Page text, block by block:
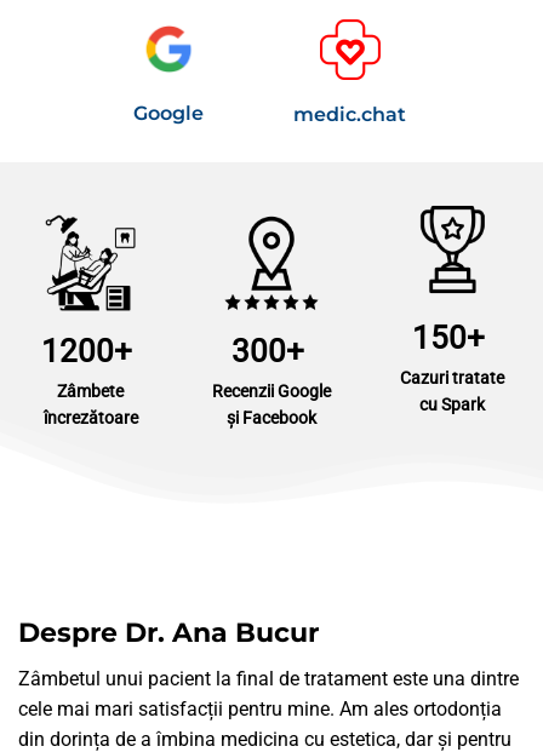
Google medic.chat
1200+
Zâmbete
încrezătoare
300+
Recenzii Google
și Facebook
150+
Cazuri tratate
cuSpark
Despre Dr. Ana Bucur
Zâmbetul unui pacient la final de tratament este una dintre
cele mai mari satisfacții pentru mine. Am ales ortodonția
din dorința de a îmbina medicina cu estetica, dar și pentru